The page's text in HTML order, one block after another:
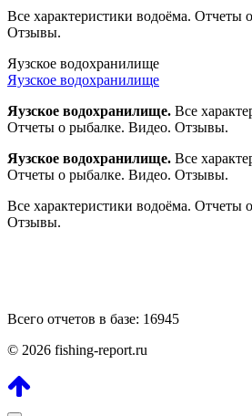
Все характеристики водоёма. Отчеты
Отзывы.
Яузское водохранилище
Яузское водохранилище
Яузское водохранилище. Все
Отчеты о рыбалке. Видео. Отзывы.
Яузское водохранилище. Все
Отчеты о рыбалке. Видео. Отзывы.
Все характеристики водоёма. Отчеты
Отзывы.
Всего отчетов в базе: 16945
© 2026 fishing-report.ru